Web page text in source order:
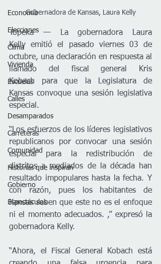
Economía
Elecciones
Clima
Vivienda
Escuelas
Calles
Desamparados
Carreteras
Comunidad
Historias que inspiran
Gobierno
Espectáculos
Gobernadora de Kansas, Laura Kelly
Topeka — La gobernadora Laura
Kelly emitió el pasado viernes 03 de
octubre, una declaración en respuesta al
llamado del fiscal general Kris
Kobach para que la Legislatura de
Kansas convoque una sesión legislativa
especial.
“Los esfuerzos de los líderes legislativos
republicanos por convocar una sesión
especial para la redistribución de
distritos a mediados de la década han
resultado impopulares hasta la fecha. Y
con razón, pues los habitantes de
Kansas saben que este no es el enfoque
ni el momento adecuados. ,” expresó la
gobernadora Kelly.
“Ahora, el Fiscal General Kobach está